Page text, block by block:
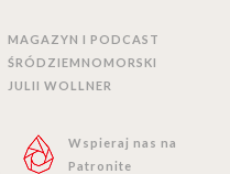
MAGAZYN I PODCAST
ŚRÓDZIEMNOMORSKI
JULII WOLLNER
Wspieraj nas na
Patronite